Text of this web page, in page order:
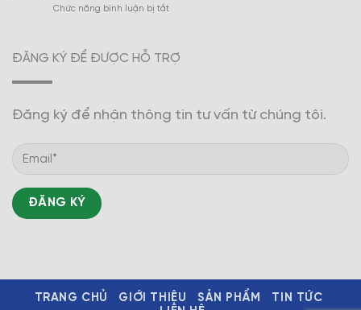
nghiệp
trở
thành
Chức năng bình luận bị tắtở
triển
hóa
Việt
ĐĂNG KÝ ĐỂ ĐƯỢC HỖ TRỢ
Đăng ký để nhận thông tin tư vấn từ chúng tôi.
TRANG CHỦ GIỚI THIỆU SẢN PHẨM
TIN TỨC